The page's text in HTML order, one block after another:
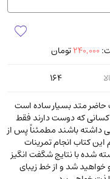
240,000تومان
164
حاضر متد بسیار ساده است
کسانی که دوست دارند فقط
داشته باشند مطمئناً پس از
این کتاب انجام تمرینات
شده با نتایج شگفت انگیز
خواهید شد و از خط زیبای